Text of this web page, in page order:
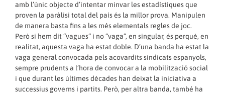
amb l’únic objecte d’intentar minvar les estadístiques que
proven la paràlisi total del país és la millor prova. Manipulen
de manera basta fins a les més elementals regles de joc.
Però si hem dit “vagues” i no “vaga”, en singular, és perquè, en
realitat, aquesta vaga ha estat doble. D’una banda ha estat la
vaga general convocada pels acovardits sindicats espanyols,
sempre prudents a l’hora de convocar a la mobilització social
i que durant les últimes dècades han deixat la iniciativa a
successius governs i partits. Però, per altra banda, també ha